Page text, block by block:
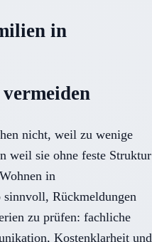
in
nicht, weil zu wenige
weil sie ohne feste Struktur
in
sinnvoll, Rückmeldungen
zu prüfen: fachliche
Kostenklarheit und